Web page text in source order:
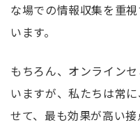
な場での情報収集を重
います。
もちろん、オンライン
いますが、私たちは常
せて、最も効果が高い